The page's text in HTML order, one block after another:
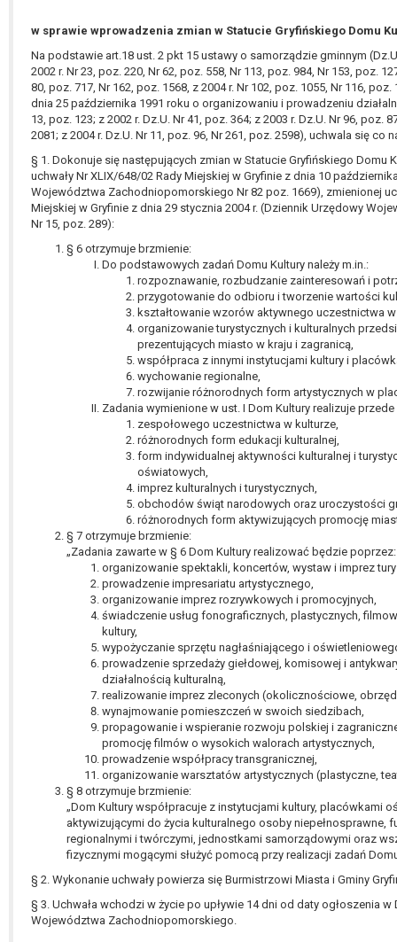
w sprawie wprowadzenia zmian w Statucie Gryfińskiego Domu
Na podstawie art.18 ust. 2 pkt 15 ustawy o samorządzie gminnym
2002 r. Nr 23, poz. 220, Nr 62, poz. 558, Nr 113, poz. 984, Nr 153, poz.
80, poz. 717, Nr 162, poz. 1568, z 2004 r. Nr 102, poz. 1055, Nr 116,
dnia 25 października 1991 roku o organizowaniu i prowadzeniu
13, poz. 123; z 2002 r. Dz.U. Nr 41, poz. 364; z 2003 r. Dz.U. Nr 96, poz.
2081; z 2004 r. Dz.U. Nr 11, poz. 96, Nr 261, poz. 2598), uchwala się co
§ 1. Dokonuje się następujących zmian w Statucie Gryfińskiego Domu
uchwały Nr XLIX/648/02 Rady Miejskiej w Gryfinie z dnia 10
Województwa Zachodniopomorskiego Nr 82 poz. 1669), zmienionej
Miejskiej w Gryfinie z dnia 29 stycznia 2004 r. (Dziennik Urzędowy
Nr 15, poz. 289):
§ 6 otrzymuje brzmienie:
Do podstawowych zadań Domu Kultury należy m.in.:
rozpoznawanie, rozbudzanie zainteresowań i
przygotowanie do odbioru i tworzenie wartości
kształtowanie wzorów aktywnego uczestnictwa
organizowanie turystycznych i kulturalnych
prezentujących miasto w kraju i zagranicą,
współpraca z innymi instytucjami kultury i
wychowanie regionalne,
rozwijanie różnorodnych form artystycznych w
Zadania wymienione w ust. I Dom Kultury realizuje
zespołowego uczestnictwa w kulturze,
różnorodnych form edukacji kulturalnej,
form indywidualnej aktywności kulturalnej i
oświatowych,
imprez kulturalnych i turystycznych,
obchodów świąt narodowych oraz uroczystości
różnorodnych form aktywizujących promocję
§ 7 otrzymuje brzmienie:
„Zadania zawarte w § 6 Dom Kultury realizować będzie poprzez:
organizowanie spektakli, koncertów, wystaw i imprez
prowadzenie impresariatu artystycznego,
organizowanie imprez rozrywkowych i promocyjnych,
świadczenie usług fonograficznych, plastycznych,
kultury,
wypożyczanie sprzętu nagłaśniającego i
prowadzenie sprzedaży giełdowej, komisowej i
działalnością kulturalną,
realizowanie imprez zleconych (okolicznościowe,
wynajmowanie pomieszczeń w swoich siedzibach,
propagowanie i wspieranie rozwoju polskiej i
promocję filmów o wysokich walorach artystycznych,
prowadzenie współpracy transgranicznej,
organizowanie warsztatów artystycznych (plastyczne,
§ 8 otrzymuje brzmienie:
„Dom Kultury współpracuje z instytucjami kultury, placówkami
aktywizującymi do życia kulturalnego osoby niepełnosprawne,
regionalnymi i twórczymi, jednostkami samorządowymi oraz
fizycznymi mogącymi służyć pomocą przy realizacji zadań
§ 2. Wykonanie uchwały powierza się Burmistrzowi Miasta i Gminy
§ 3. Uchwała wchodzi w życie po upływie 14 dni od daty ogłoszenia
Województwa Zachodniopomorskiego.